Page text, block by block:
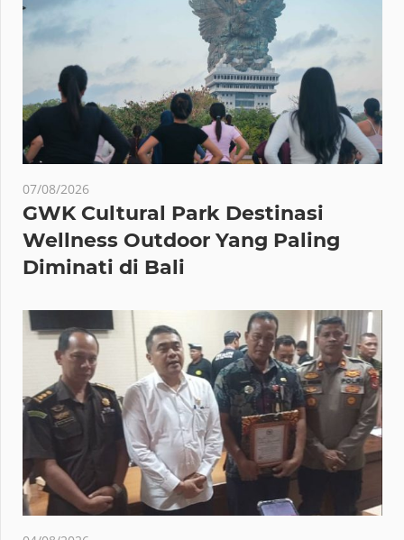
07/08/2026
GWK Cultural Park Destinasi
Wellness Outdoor Yang Paling
Diminati di Bali